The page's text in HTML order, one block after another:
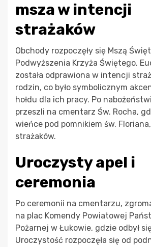
msza w intencji
strażaków
Obchody rozpoczęły się Mszą
Podwyższenia Krzyża Świętego.
została odprawiona w intencji
rodzin, co było symbolicznym
hołdu dla ich pracy. Po
przeszli na cmentarz Św. Rocha,
wieńce pod pomnikiem św.
strażaków.
Uroczysty apel i
ceremonia
Po ceremonii na cmentarzu,
na plac Komendy Powiatowej
Pożarnej w Łukowie, gdzie odbył
Uroczystość rozpoczęła się od